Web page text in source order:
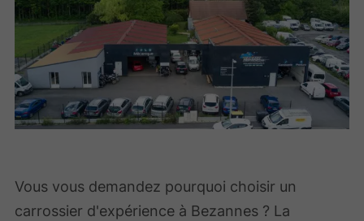
Vous vous demandez pourquoi choisir un
carrossier d'expérience à Bezannes ? La